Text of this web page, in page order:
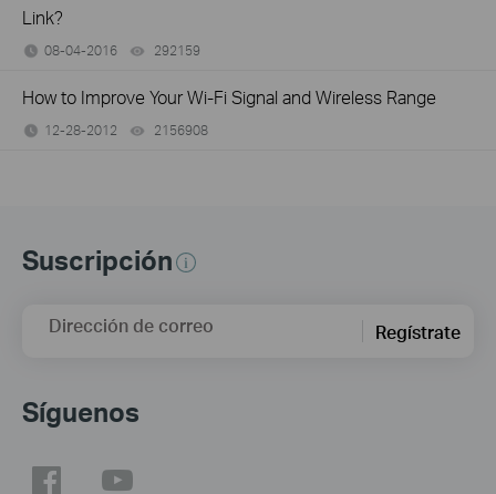
Link?
08-04-2016 292159
How to Improve Your Wi-Fi Signal and Wireless Range
12-28-2012 2156908
Suscripción
Dirección de correo Regístrate
Síguenos